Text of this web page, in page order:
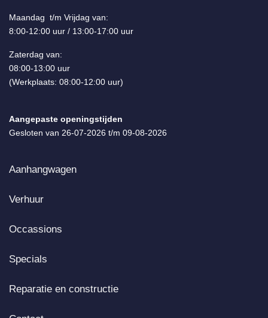
Maandag t/m Vrijdag van:
8:00-12:00 uur / 13:00-17:00 uur
Zaterdag van:
08:00-13:00 uur
(Werkplaats: 08:00-12:00 uur)
Aangepaste openingstijden
Gesloten van 26-07-2026 t/m 09-08-2026
Aanhangwagen
Verhuur
Occassions
Specials
Reparatie en constructie